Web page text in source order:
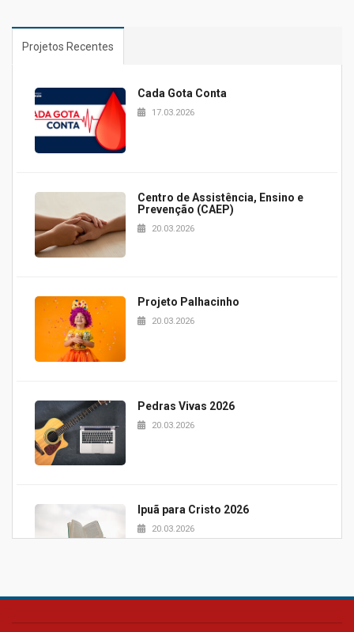
Projetos Recentes
Cada Gota Conta
17.03.2026
Centro de Assistência, Ensino e
Prevenção (CAEP)
20.03.2026
Projeto Palhacinho
20.03.2026
Pedras Vivas 2026
20.03.2026
Ipuã para Cristo 2026
20.03.2026